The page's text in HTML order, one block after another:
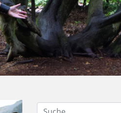
Suche